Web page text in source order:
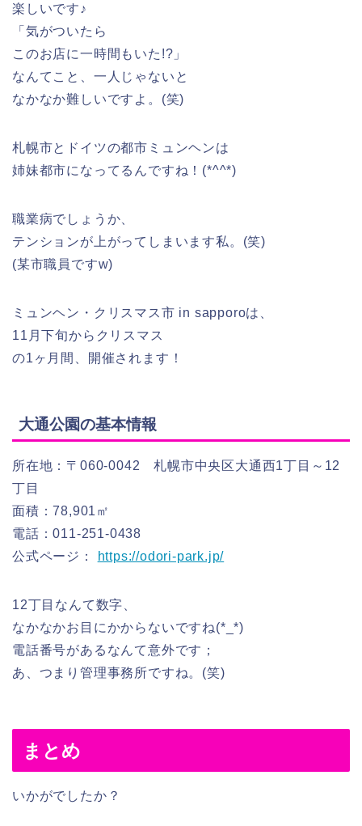
楽しいです♪
「気がついたら
このお店に一時間もいた!?」
なんてこと、一人じゃないと
なかなか難しいですよ。(笑)
札幌市とドイツの都市ミュンヘンは
姉妹都市になってるんですね！(*^^*)
職業病でしょうか、
テンションが上がってしまいます私。(笑)
(某市職員ですw)
ミュンヘン・クリスマス市 in sapporoは、
11月下旬からクリスマス
の1ヶ月間、開催されます！
大通公園の基本情報
所在地：〒060-0042 札幌市中央区大通西1丁目～12
丁目
面積：78,901㎡
電話：011-251-0438
公式ページ：
https://odori-park.jp/
12丁目なんて数字、
なかなかお目にかからないですね(*_*)
電話番号があるなんて意外です；
あ、つまり管理事務所ですね。(笑)
まとめ
いかがでしたか？